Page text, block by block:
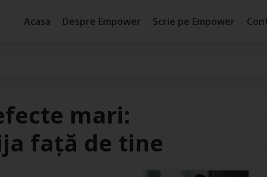
Acasa Despre Empower Scrie pe Empower
mari:
față de tine